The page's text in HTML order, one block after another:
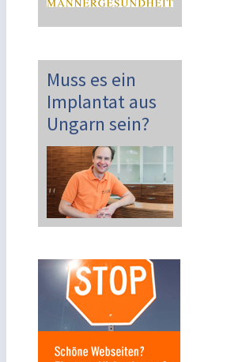
Muss es ein
Implantat aus
Ungarn sein?